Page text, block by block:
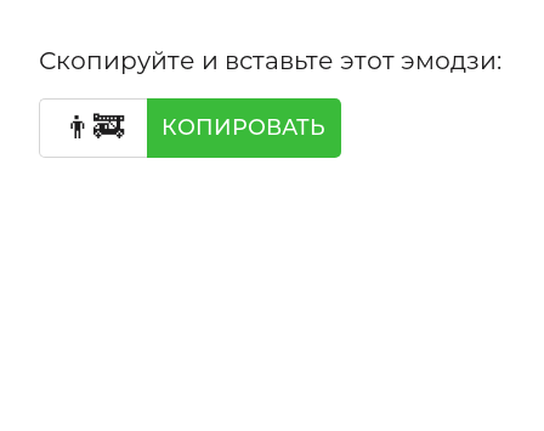
Скопируйте и вставьте этот эмодзи:
👨‍🚒 КОПИРОВАТЬ